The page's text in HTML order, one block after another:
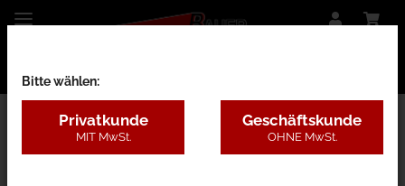
27AB - Kunststoff ohne Pfosten, 4 Farben
Bitte wählen:
Privatkunde
MIT MwSt.
Geschäftskunde
OHNE MwSt.